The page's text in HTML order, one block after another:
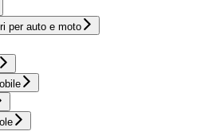
per auto e moto